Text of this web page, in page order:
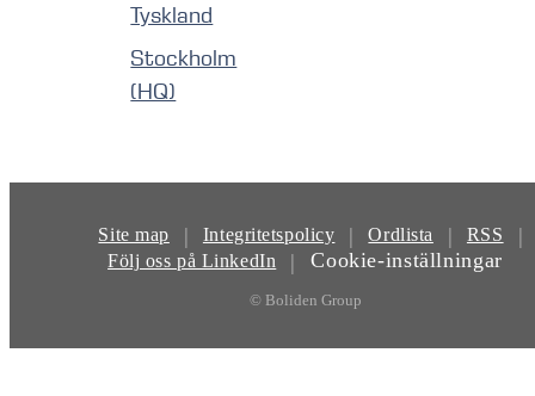
Tyskland
Stockholm
(HQ)
Site map | Integritetspolicy | Ordlista | RSS |
Följ oss på LinkedIn | Cookie-inställningar
© Boliden Group